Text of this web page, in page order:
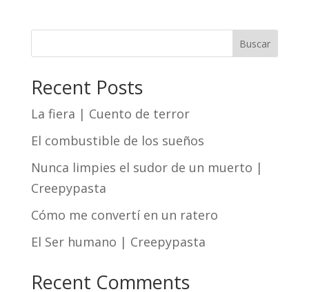
Buscar
Recent Posts
La fiera | Cuento de terror
El combustible de los sueños
Nunca limpies el sudor de un muerto |
Creepypasta
Cómo me convertí en un ratero
El Ser humano | Creepypasta
Recent Comments